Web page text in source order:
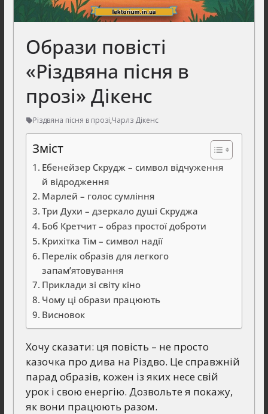
Образи повісті
«Різдвяна пісня в
прозі» Дікенс
Різдвяна пісня в прозі,Чарлз Дікенс
Зміст
Ебенейзер Скрудж – символ відчуження
й відродження
Марлей – голос сумління
Три Духи – дзеркало душі Скруджа
Боб Кретчит – образ простої доброти
Крихітка Тім – символ надії
Перелік образів для легкого
запам’ятовування
Приклади зі світу кіно
Чому ці образи працюють
Висновок
Хочу сказати: ця повість – не просто
казочка про дива на Різдво. Це справжній
парад образів, кожен із яких несе свій
урок і свою енергію. Дозвольте я покажу,
як вони працюють разом.